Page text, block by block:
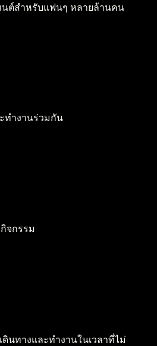
นต์สำหรับแฟนๆ หลายล้านคน
ทำงานร่วมกัน
จกรรม
นทางและทำงานในเวลาที่ไม่